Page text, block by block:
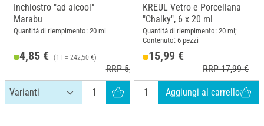
Inchiostro "ad alcool"
Marabu
Quantità di riempimento: 20 ml
4,85 € (1 l = 242,50 €)
RRP 5,09 €
KREUL Vetro e Porcellana
"Chalky", 6 x 20 ml
Quantità di riempimento: 20 ml;
Contenuto: 6 pezzi
15,99 €
RRP 17,99 €
Aggiungi al carrello